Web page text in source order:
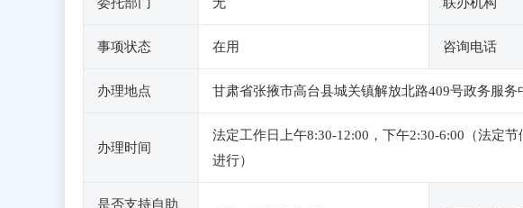
事项状态 在用 咨询电话
办理地点 甘肃省张掖市高台县城关镇解放北路409号政务服务
办理时间
法定工作日上午8:30-12:00，下午2:30-6:00（法定
进行）
是否支持自助